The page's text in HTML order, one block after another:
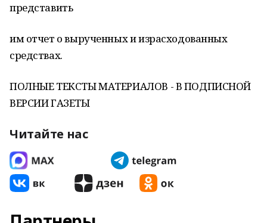
представить
им отчет о вырученных и израсходованных
средствах.
ПОЛНЫЕ ТЕКСТЫ МАТЕРИАЛОВ - В ПОДПИСНОЙ
ВЕРСИИ ГАЗЕТЫ
Читайте нас